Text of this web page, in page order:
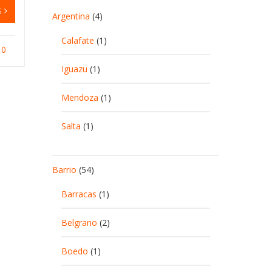
0
Argentina (4)
Calafate (1)
Iguazu (1)
Mendoza (1)
Salta (1)
Barrio (54)
Barracas (1)
Belgrano (2)
Boedo (1)